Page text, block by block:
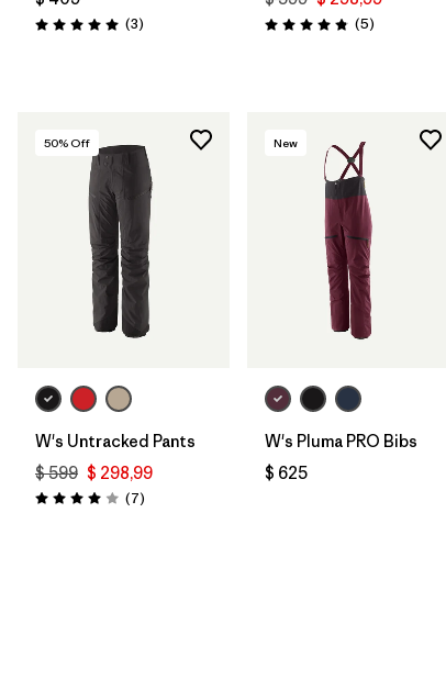
Valoración: 5.0 / 5
(3Comentarios
) Valoración: 4.8 / 5
(5Comentarios
)
50% Off
W's Untracked Pants
$ 599 $ 298,99
Valoración: 4.0 / 5
(7Comentarios
)
New
W's Pluma PRO Bibs
$ 625